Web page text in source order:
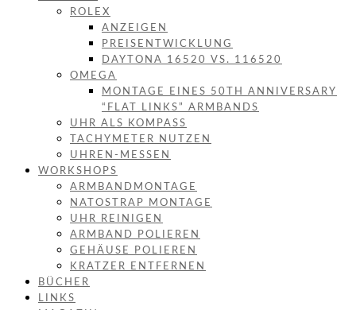
ROLEX
ANZEIGEN
PREISENTWICKLUNG
DAYTONA 16520 VS. 116520
OMEGA
MONTAGE EINES 50TH ANNIVERSARY
“FLAT LINKS” ARMBANDS
UHR ALS KOMPASS
TACHYMETER NUTZEN
UHREN-MESSEN
WORKSHOPS
ARMBANDMONTAGE
NATOSTRAP MONTAGE
UHR REINIGEN
ARMBAND POLIEREN
GEHÄUSE POLIEREN
KRATZER ENTFERNEN
BÜCHER
LINKS